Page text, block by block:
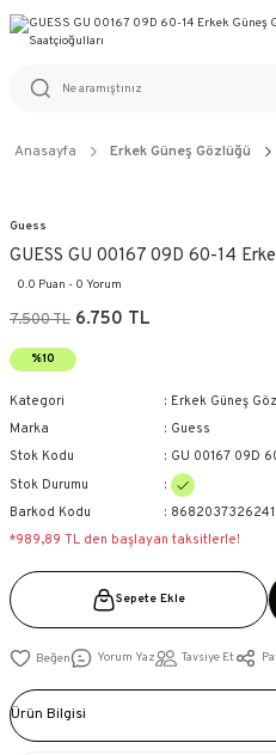
%100 ORİJİNAL
Anasayfa Erkek Güneş Gözlüğü
Guess
GUESS GU 00167 09D 60-14
0.0 Puan - 0 Yorum
7.500 TL 6.750 TL
%10
Kategori Erkek Güneş
Marka
Guess
Stok Kodu
GU 00167 09D
Stok Durumu
Barkod Kodu
8682037326241
*989,89 TL den başlayan taksitlerle!
Sepete Ekle
Yorum Yaz Tavsiye Et
Ürün Bilgisi